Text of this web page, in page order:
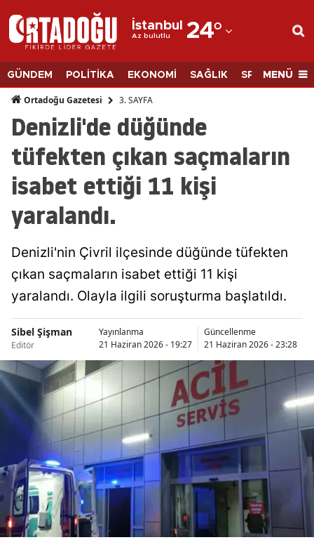
İstanbul
Az bulutlu 24°
Adana
Adıyaman
Afyonkarahisar
Ağrı
Amasya
Ankara
Artvin
Aydın
Balıkesir
Bingöl
Bitlis
Bolu
Burdur
Bursa
Çanakkale
Çankırı
GÜNDEM POLİTİKA EKONOMİ SAĞLIK SPORMENÜ
Ortadoğu Gazetesi 3. SAYFA
Denizli'de düğünde
tüfekten çıkan saçmaların
isabet ettiği 11 kişi
yaralandı.
Denizli'nin Çivril ilçesinde düğünde tüfekten
çıkan saçmaların isabet ettiği 11 kişi
yaralandı. Olayla ilgili soruşturma başlatıldı.
Sibel Şişman
Editör
Yayınlanma
21 Haziran 2026 - 19:27
Güncellenme
21 Haziran 2026 - 23:28